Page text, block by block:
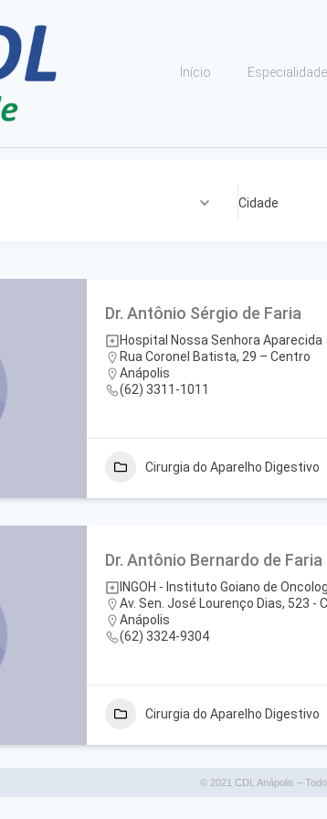
Início
Cidade
Dr. Antônio Sérgio de Faria
Hospital Nossa Senhora Aparecida
Rua Coronel Batista, 29 – Centro
Anápolis
(62) 3311-1011
Cirurgia do Aparelho Digestivo
Dr. Antônio Bernardo de Faria
INGOH - Instituto Goiano de
Av. Sen. José Lourenço Dias, 523 -
Anápolis
(62) 3324-9304
Cirurgia do Aparelho Digestivo
© 2021 CDL Anápolis –